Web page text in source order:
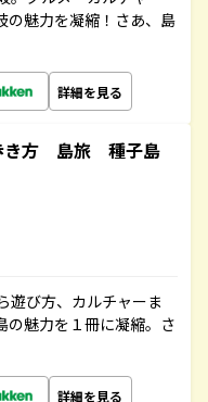
の魅力を凝縮！さあ、島
詳細を見る
き方 島旅 種子島
遊び方、カルチャーま
の魅力を１冊に凝縮。さ
詳細を見る